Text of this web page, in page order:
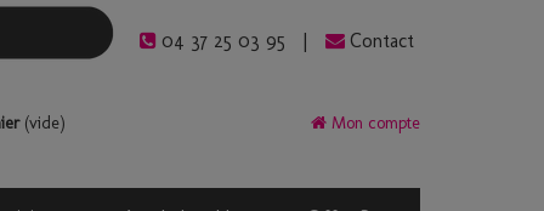
04 37 25 03 95 Contact
(vide) Mon compte